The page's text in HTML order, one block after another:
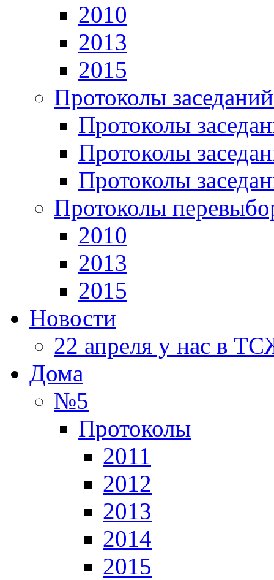
2010
2013
2015
Протоколы
Протоколы
Протоколы
Протоколы
Протоколы
2010
2013
2015
Новости
22 апреля у нас в
Дома
№5
Протоколы
2011
2012
2013
2014
2015